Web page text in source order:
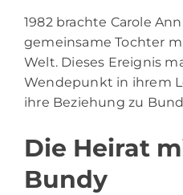
1982 brachte Carole
gemeinsame Tochter
Welt. Dieses Ereignis
Wendepunkt in ihrem
ihre Beziehung zu
Die Heirat
Bundy